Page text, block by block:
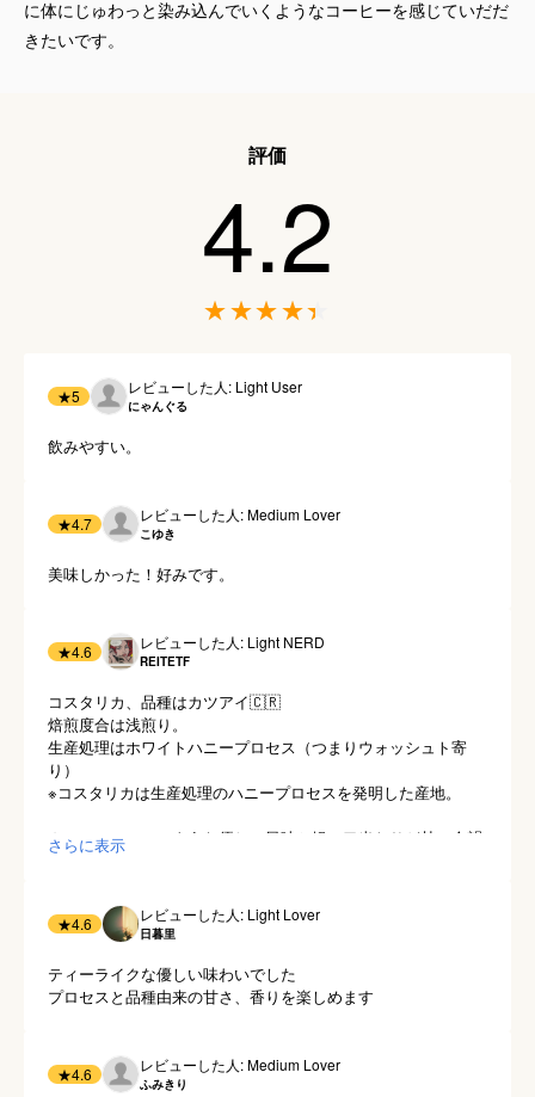
に体にじゅわっと染み込んでいくようなコーヒーを感じていだだ
きたいです。
評価
4.2
★5 レビューした人: Light User
にゃんぐる
飲みやすい。
★4.7 レビューした人: Medium Lover
こゆき
美味しかった！好みです。
★4.6 レビューした人: Light NERD
REITETF
コスタリカ、品種はカツアイ🇨🇷
焙煎度合は浅煎り。
生産処理はホワイトハニープロセス（つまりウォッシュト寄
り）
※コスタリカは生産処理のハニープロセスを発明した産地。
カモミールティのような優しい風味と軽い口当たりど甘い余韻
のあるコーヒー☕️
さらに表示
★4.6 レビューした人: Light Lover
日暮里
ティーライクな優しい味わいでした
プロセスと品種由来の甘さ、香りを楽しめます
★4.6 レビューした人: Medium Lover
ふみきり